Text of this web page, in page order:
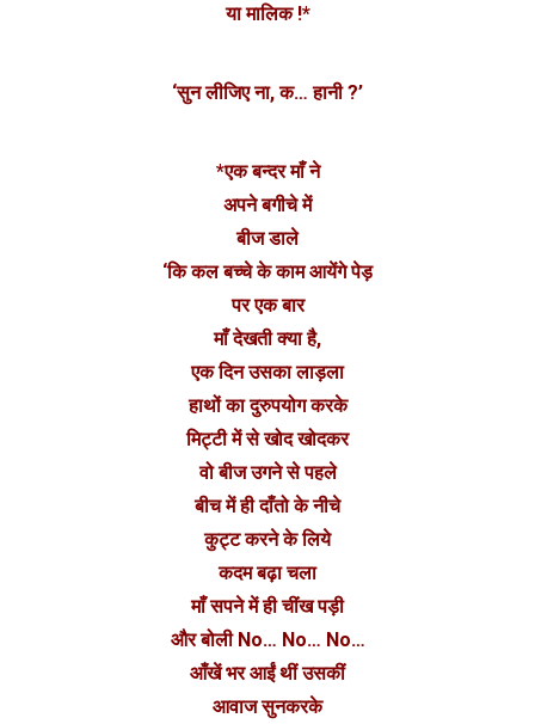
या मालिक !*
‘सुन लीजिए ना, क… हानी ?’
*एक बन्दर माँ ने
अपने बगीचे में
बीज डाले
‘कि कल बच्चे के काम आयेंगे पेड़
पर एक बार
माँ देखती क्या है,
एक दिन उसका लाड़ला
हाथों का दुरुपयोग करके
मिट्टी में से खोद खोदकर
वो बीज उगने से पहले
बीच में ही दाँतो के नीचे
कुट्ट करने के लिये
कदम बढ़ा चला
माँ सपने में ही चींख पड़ी
और बोली No… No… No…
आँखें भर आईं थीं उसकीं
आवाज सुनकरके